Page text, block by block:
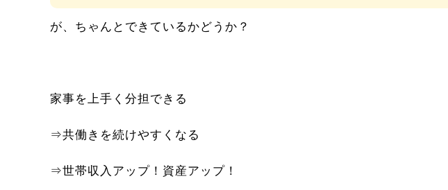
が、ちゃんとできているかどうか？
家事を上手く分担できる
⇒共働きを続けやすくなる
⇒世帯収入アップ！資産アップ！